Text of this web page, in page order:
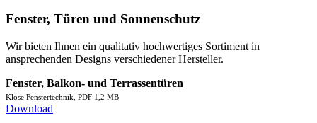
Fenster, Türen und Sonnenschutz
Wir bieten Ihnen ein qualitativ hochwertiges Sortiment in
ansprechenden Designs verschiedener Hersteller.
Fenster, Balkon- und Terrassentüren
Klose Fenstertechnik, PDF 1,2 MB
Download